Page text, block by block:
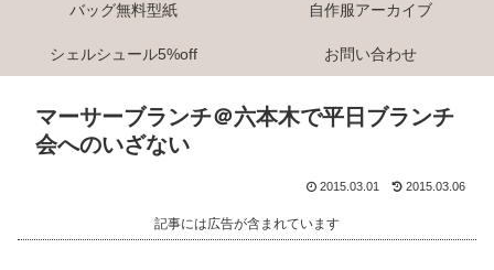
バッグ無料型紙 自作服アーカイブ
シェルシュール5%off お問い合わせ
マーサーブランチ＠六本木で平日ブランチ
会へのいざない
2015.03.01 2015.03.06
記事には広告が含まれています